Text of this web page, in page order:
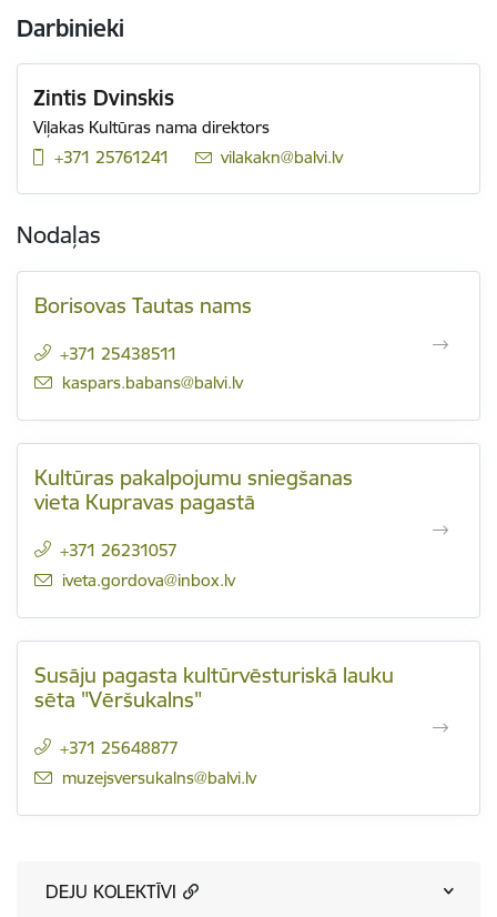
Darbinieki
Zintis Dvinskis
Viļakas Kultūras nama direktors
+371 25761241
E-pasts:
vilakakn@balvi.lv
Nodaļas
Borisovas Tautas nams
+371 25438511
E-pasts:
kaspars.babans@balvi.lv
Kultūras pakalpojumu sniegšanas
vieta Kupravas pagastā
+371 26231057
E-pasts:
iveta.gordova@inbox.lv
Susāju pagasta kultūrvēsturiskā lauku
sēta "Vēršukalns"
+371 25648877
E-pasts:
muzejsversukalns@balvi.lv
DEJU KOLEKTĪVI